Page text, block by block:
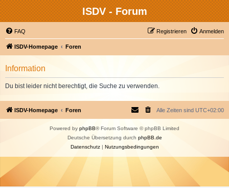
ISDV - Forum
FAQ Anmelden
Registrieren
ISDV-Homepage Foren
Information
Du bist leider nicht berechtigt, die Suche zu verwenden.
ISDV-Homepage Foren Alle Zeiten sind UTC+02:00
Powered by phpBB® Forum Software © phpBB Limited
Deutsche Übersetzung durch phpBB.de
Datenschutz| Nutzungsbedingungen